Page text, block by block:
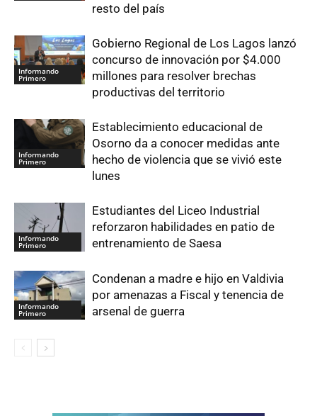
resto del país
Informando
Primero
Gobierno Regional de Los Lagos lanzó
concurso de innovación por $4.000
millones para resolver brechas
productivas del territorio
Informando
Primero
Establecimiento educacional de
Osorno da a conocer medidas ante
hecho de violencia que se vivió este
lunes
Informando
Primero
Estudiantes del Liceo Industrial
reforzaron habilidades en patio de
entrenamiento de Saesa
Informando
Primero
Condenan a madre e hijo en Valdivia
por amenazas a Fiscal y tenencia de
arsenal de guerra